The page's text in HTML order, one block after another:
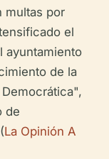
multas por
el
ayuntamiento
de la
de
La Opinión A